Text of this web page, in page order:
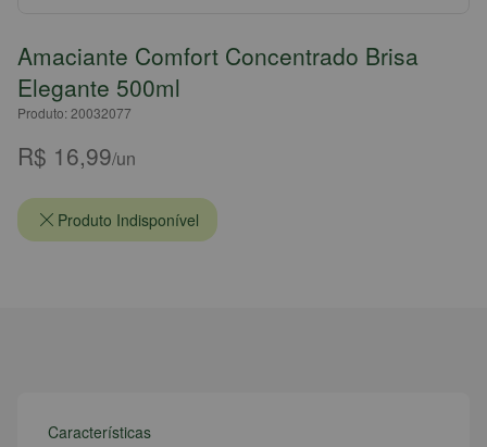
Amaciante Comfort Concentrado Brisa
Elegante 500ml
Produto: 20032077
R$ 16,99/un
Produto Indisponível
Características